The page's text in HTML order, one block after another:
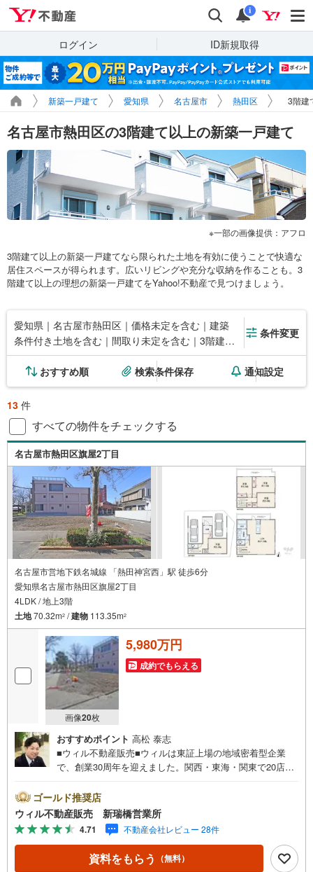
検索 通知
i
ログイン ID新規取得
新築一戸建て 愛知県 名古屋市 熱田区 3階建
名古屋市熱田区の3階建て以上の新築一戸建て
一部の画像提供：アフロ
3階建て以上の新築一戸建てなら限られた土地を有効に使うことで快適な
居住スペースが得られます。広いリビングや充分な収納を作ることも。3
階建て以上の理想の新築一戸建てをYahoo!不動産で見つけましょう。
愛知県｜名古屋市熱田区｜価格未定を含む｜建築
条件付き土地を含む｜間取り未定を含む｜3階建て
以上
条件変更
おすすめ順 検索条件保存 通知設定
13 件
すべての物件をチェックする
名古屋市熱田区旗屋2丁目
名古屋市営地下鉄名城線 「熱田神宮西」駅 徒歩6分
愛知県名古屋市熱田区旗屋2丁目
4LDK / 地上3階
土地70.32m2 /建物 113.35m2
画像20枚
5,980万円
成約でもらえる
おすすめポイント 高松 泰志
■ウィル不動産販売■ウィルは東証上場の地域密着型企業
で、創業30周年を迎えました。関西・東海・関東で20店舗
です。新瑞橋駅から徒歩1分の店舗には、キッズスペースや
おむつ替えスペースを完備しており、お子様連れのお客様
も安心してご利用いただけます。●平日のお住まい探しの方
へ●弊社では平日にご内覧や契約を希望されるお客様のため
に、「平日会員制度」という割引プランをご用意していま
す。●お仕事で忙しい方へ●午前10時から午後7時まで、毎
ゴールド推奨店
ウィル不動産販売 新瑞橋営業所
4.71 不動産会社レビュー 28件
資料をもらう （無料）